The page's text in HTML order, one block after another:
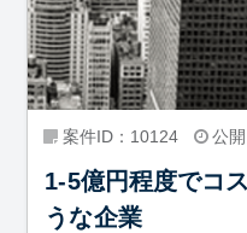
案件ID：10124 公
1-5億円程度でコ
うな企業